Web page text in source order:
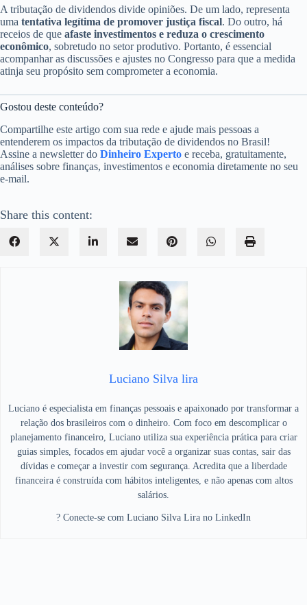
A tributação de dividendos divide opiniões. De um lado, representa
uma tentativa legítima de promover justiça fiscal. Do outro, há
receios de que afaste investimentos e reduza o crescimento
econômico, sobretudo no setor produtivo. Portanto, é essencial
acompanhar as discussões e ajustes no Congresso para que a medida
atinja seu propósito sem comprometer a economia.
Gostou deste conteúdo?
Compartilhe este artigo com sua rede e ajude mais pessoas a
entenderem os impactos da tributação de dividendos no Brasil!
Assine a newsletter do Dinheiro Experto e receba, gratuitamente,
análises sobre finanças, investimentos e economia diretamente no seu
e-mail.
Share this content:
Luciano Silva lira
Luciano é especialista em finanças pessoais e apaixonado por transformar a
relação dos brasileiros com o dinheiro. Com foco em descomplicar o
planejamento financeiro, Luciano utiliza sua experiência prática para criar
guias simples, focados em ajudar você a organizar suas contas, sair das
dívidas e começar a investir com segurança. Acredita que a liberdade
financeira é construída com hábitos inteligentes, e não apenas com altos
salários.
? Conecte-se com Luciano Silva Lira no LinkedIn